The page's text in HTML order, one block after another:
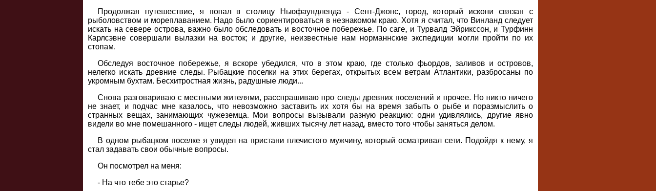
Продолжая путешествие, я попал в столицу Ньюфаундленда - Сент-Джонс, город, который искони связан с
рыболовством и мореплаванием. Надо было сориентироваться в незнакомом краю. Хотя я считал, что Винланд следует
искать на севере острова, важно было обследовать и восточное побережье. По саге, и Турвалд Эйрикссон, и Турфинн
Карлсэвне совершали вылазки на восток; и другие, неизвестные нам норманнские экспедиции могли пройти по их
стопам.
Обследуя восточное побережье, я вскоре убедился, что в этом краю, где столько фьордов, заливов и островов,
нелегко искать древние следы. Рыбацкие поселки на этих берегах, открытых всем ветрам Атлантики, разбросаны по
укромным бухтам. Бесхитростная жизнь, радушные люди...
Снова разговариваю с местными жителями, расспрашиваю про следы древних поселений и прочее. Но никто ничего
не знает, и подчас мне казалось, что невозможно заставить их хотя бы на время забыть о рыбе и поразмыслить о
странных вещах, занимающих чужеземца. Мои вопросы вызывали разную реакцию: одни удивлялись, другие явно
видели во мне помешанного - ищет следы людей, живших тысячу лет назад, вместо того чтобы заняться делом.
В одном рыбацком поселке я увидел на пристани плечистого мужчину, который осматривал сети. Подойдя к нему, я
стал задавать свои обычные вопросы.
Он посмотрел на меня:
- На что тебе это старье?